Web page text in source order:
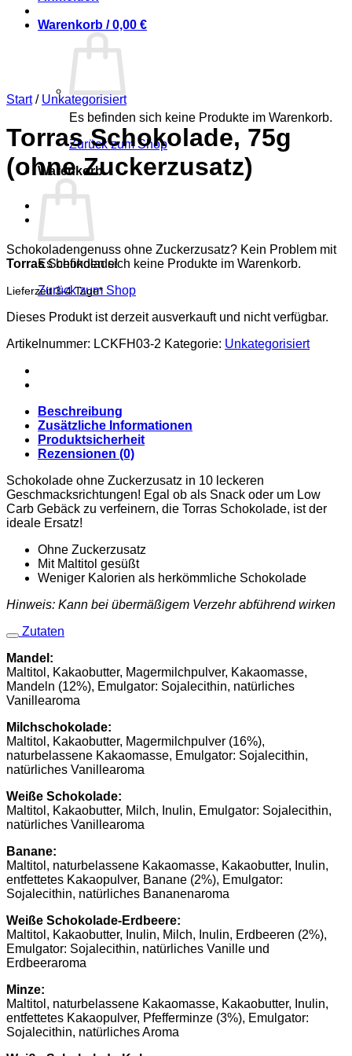
Warenkorb /0,00 €
Es befinden sich keine Produkte im Warenkorb.
Zurück zum Shop
Warenkorb
Es befinden sich keine Produkte im Warenkorb.
Zurück zum Shop
Start / Unkategorisiert
Torras Schokolade, 75g
(ohne Zuckerzusatz)
Schokoladengenuss ohne Zuckerzusatz? Kein Problem mit
TorrasSchokolade!
Lieferzeit 3-4 Tage*
Dieses Produkt ist derzeit ausverkauft und nicht verfügbar.
Artikelnummer: LCKFH03-2 Kategorie: Unkategorisiert
Beschreibung
Zusätzliche Informationen
Produktsicherheit
Rezensionen (0)
Schokolade ohne Zuckerzusatz in 10 leckeren
Geschmacksrichtungen! Egal ob als Snack oder um Low
Carb Gebäck zu verfeinern, die Torras Schokolade, ist der
ideale Ersatz!
Ohne Zuckerzusatz
Mit Maltitol gesüßt
Weniger Kalorien als herkömmliche Schokolade
Hinweis: Kann bei übermäßigem Verzehr abführend wirken
Zutaten
Mandel:
Maltitol, Kakaobutter, Magermilchpulver, Kakaomasse,
Mandeln (12%), Emulgator: Sojalecithin, natürliches
Vanillearoma
Milchschokolade:
Maltitol, Kakaobutter, Magermilchpulver (16%),
naturbelassene Kakaomasse, Emulgator: Sojalecithin,
natürliches Vanillearoma
Weiße Schokolade:
Maltitol, Kakaobutter, Milch, Inulin, Emulgator: Sojalecithin,
natürliches Vanillearoma
Banane:
Maltitol, naturbelassene Kakaomasse, Kakaobutter, Inulin,
entfettetes Kakaopulver, Banane (2%), Emulgator:
Sojalecithin, natürliches Bananenaroma
Weiße Schokolade-Erdbeere:
Maltitol, Kakaobutter, Inulin, Milch, Inulin, Erdbeeren (2%),
Emulgator: Sojalecithin, natürliches Vanille und
Erdbeeraroma
Minze:
Maltitol, naturbelassene Kakaomasse, Kakaobutter, Inulin,
entfettetes Kakaopulver, Pfefferminze (3%), Emulgator:
Sojalecithin, natürliches Aroma